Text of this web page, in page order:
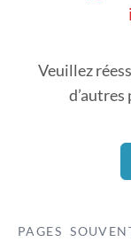
Veuillez
d’autres
PAGES